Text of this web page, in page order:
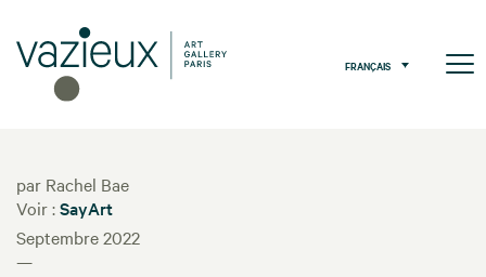
FRANÇAIS
par Rachel Bae
Voir :SayArt
Septembre 2022
—